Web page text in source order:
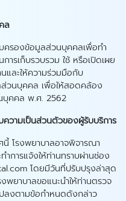
ล
ครองข้อมูลส่วนบุคคลเพื่อทำ
ารเก็บรวบรวม ใช้ หรือเปิดเผย
และให้ความร่วมมือกับ
วนบุคคล เพื่อให้สอดคล้อง
คคล พ.ศ. 2562
ความเป็นส่วนตัวของผู้รับบริการ
นี้ โรงพยาบาลอาจพิจารณา
ำการแจ้งให้ท่านทราบผ่านช่อง
โดยมีวันที่ปรับปรุงล่าสุด
ยาบาลขอแนะนำให้ท่านตรวจ
ปลงตามข้อกำหนดดังกล่าว